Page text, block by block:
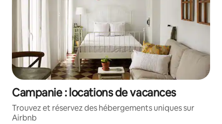
Campanie : locations de vacances
Trouvez et réservez des hébergements uniques sur
Airbnb